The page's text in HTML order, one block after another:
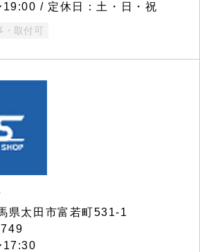
/ 定休日：土・日・祝
・取付可
太田市富若町531-1
17:30